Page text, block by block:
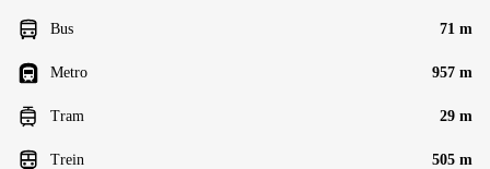
Bus 71 m
Metro 957 m
Tram 29 m
Trein 505 m